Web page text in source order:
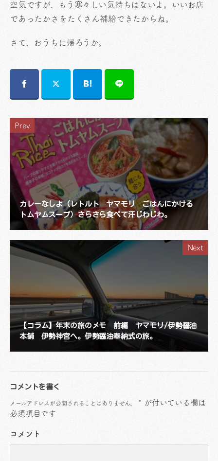
空気ですが、もう寒々しい気持ちはないよ。いいお店
であったかさをたくさん補給できたからね。
さて、おうちに帰ろうか。
Prev
カレーなしよ（レトルト ヤマモリ ごはんにかける
トムヤムスープ）さらさら食べて汗じわじわ。
Next
【コラム】年末の旅のメモ 前編 ヤマモリ/伊勢醤油
本舗 伊勢神宮へ。伊勢醤油奉納式の旅。
コメントを書く
メールアドレスが公開されることはありません。 * が付いている欄は
必須項目です
コメント